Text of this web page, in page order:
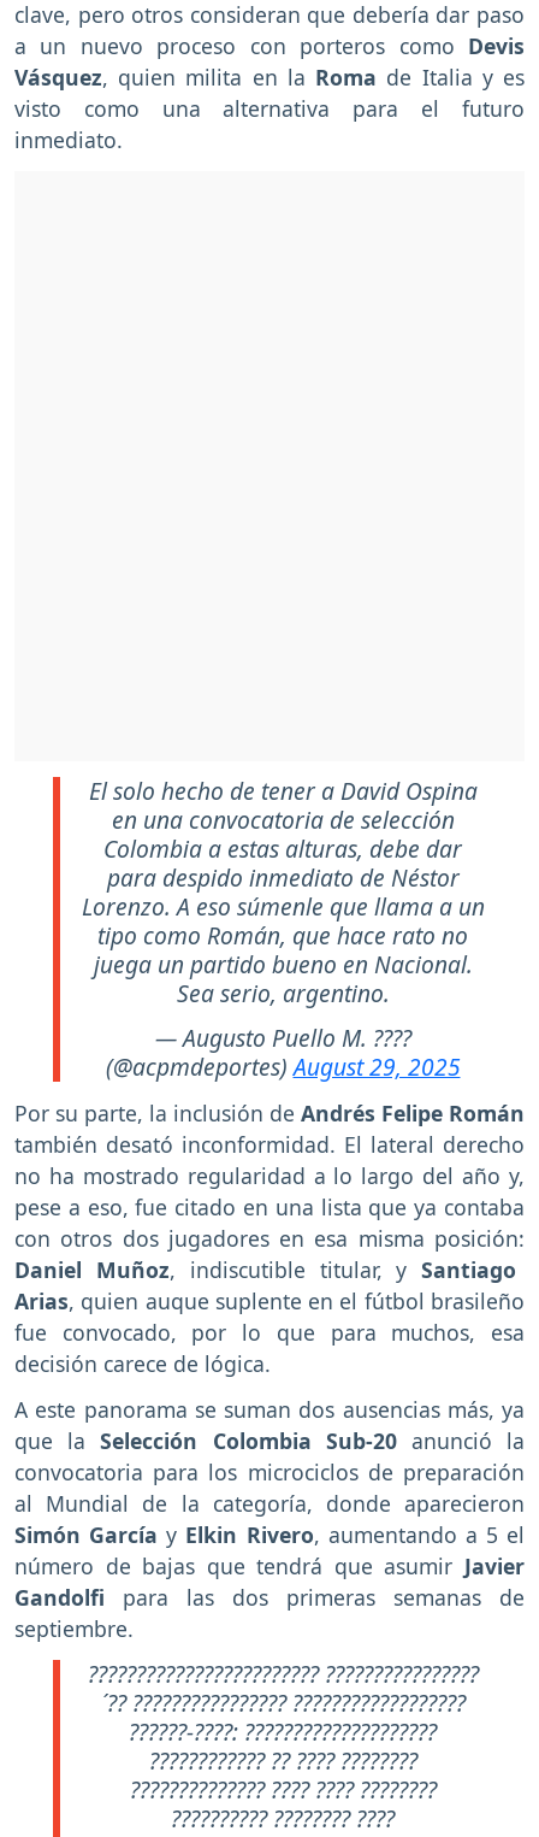
clave, pero otros consideran que debería dar paso
a un nuevo proceso con porteros como Devis
Vásquez, quien milita en la Roma de Italia y es
visto como una alternativa para el futuro
inmediato.
El solo hecho de tener a David Ospina
en una convocatoria de selección
Colombia a estas alturas, debe dar
para despido inmediato de Néstor
Lorenzo. A eso súmenle que llama a un
tipo como Román, que hace rato no
juega un partido bueno en Nacional.
Sea serio, argentino.
— Augusto Puello M. ????
(@acpmdeportes)August 29, 2025
Por su parte, la inclusión de Andrés Felipe Román
también desató inconformidad. El lateral derecho
no ha mostrado regularidad a lo largo del año y,
pese a eso, fue citado en una lista que ya contaba
con otros dos jugadores en esa misma posición:
Daniel Muñoz, indiscutible titular, ySantiago
Arias, quien auque suplente en el fútbol brasileño
fue convocado, por lo que para muchos, esa
decisión carece de lógica.
A este panorama se suman dos ausencias más, ya
que la Selección Colombia Sub-20anunció la
convocatoria para los microciclos de preparación
al Mundial de la categoría, donde aparecieron
Simón Garcíay Elkin Rivero, aumentando a 5 el
número de bajas que tendrá que asumir Javier
Gandolfi para las dos primeras semanas de
septiembre.
???????????????????????? ????????????????
´?? ???????????????? ??????????????????
??????-????: ????????????????????
???????????? ?? ???? ????????
?????????????? ???? ???? ????????
?????????? ???????? ????